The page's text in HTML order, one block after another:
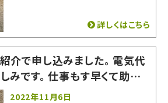
詳しくはこちら
介で申し込みました。 電気代
です。 仕事もす早くて助かり
2022年11月6日